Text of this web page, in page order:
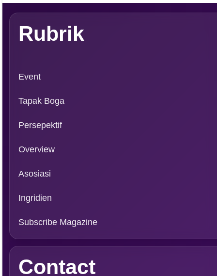
Rubrik
Event
Tapak Boga
Persepektif
Overview
Asosiasi
Ingridien
Subscribe Magazine
Contact